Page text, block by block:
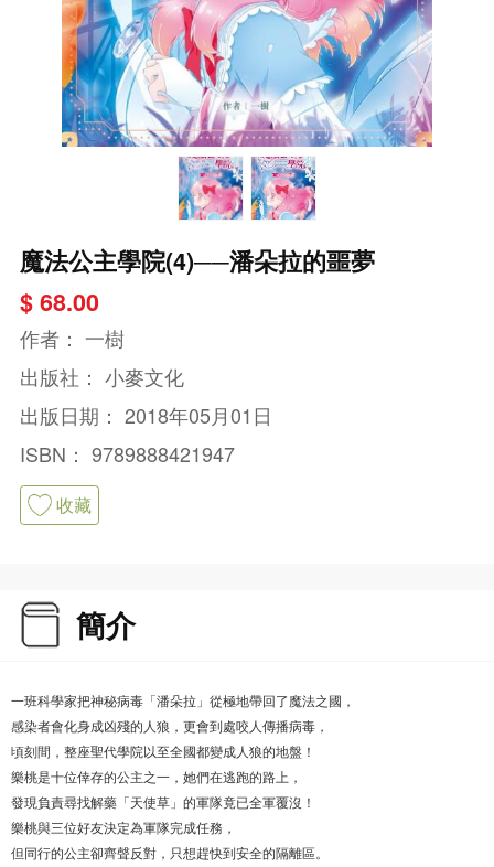
魔法公主學院(4)──潘朵拉的噩夢
$ 68.00
作者： 一樹
出版社： 小麥文化
出版日期： 2018年05月01日
ISBN： 9789888421947
收藏
簡介
一班科學家把神秘病毒「潘朵拉」從極地帶回了魔法之國，
感染者會化身成凶殘的人狼，更會到處咬人傳播病毒，
頃刻間，整座聖代學院以至全國都變成人狼的地盤！
樂桃是十位倖存的公主之一，她們在逃跑的路上，
發現負責尋找解藥「天使草」的軍隊竟已全軍覆沒！
樂桃與三位好友決定為軍隊完成任務，
但同行的公主卻齊聲反對，只想趕快到安全的隔離區。